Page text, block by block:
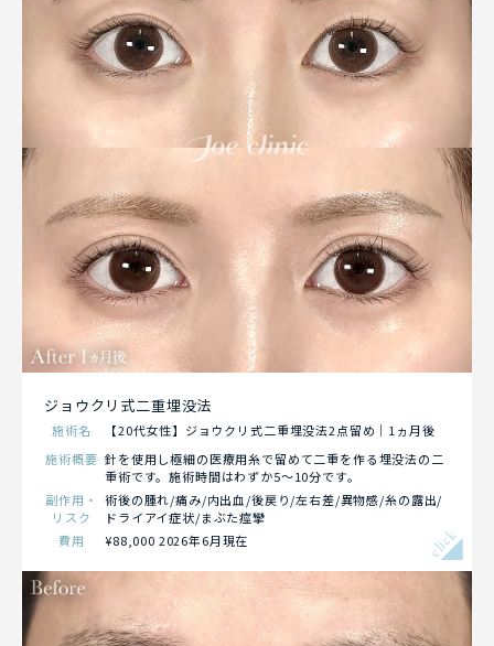
ジョウクリ式二重埋没法
施術名
【20代女性】ジョウクリ式二重埋没法2点留め｜1ヵ月後
施術概要 針を使用し極細の医療用糸で留めて二重を作る埋没法の二
重術です。施術時間はわずか5～10分です。
副作用・
リスク
術後の腫れ/痛み/内出血/後戻り/左右差/異物感/糸の露出/
ドライアイ症状/まぶた痙攣
費用
¥88,000 2026年6月現在 click